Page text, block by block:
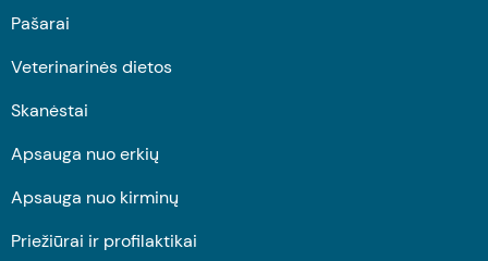
Pašarai
Veterinarinės dietos
Skanėstai
Apsauga nuo erkių
Apsauga nuo kirminų
Priežiūrai ir profilaktikai